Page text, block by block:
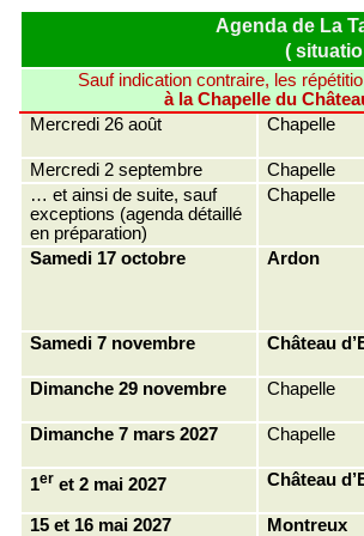
Agenda de La
(
Sauf indication contraire, les
à la Chapelle du
Mercredi 26 août
Chapelle
Mercredi 2 septembre
Chapelle
… et ainsi de suite, sauf
exceptions (agenda détaillé
en préparation)
Chapelle
Samedi 17 octobre Ardon
Samedi 7 novembre Château
Dimanche 29 novembre Chapelle
Dimanche 7 mars 2027 Chapelle
1er et 2 mai 2027 Château
15 et 16 mai 2027 Montreux